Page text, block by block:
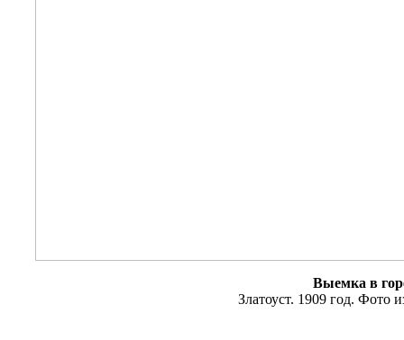
Выемка в
Златоуст. 1909 год. Фото